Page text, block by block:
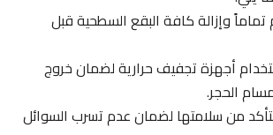
وإزالة كافة البقع السطحية قبل
أجهزة تجفيف حرارية لضمان خروج
الحجر.
من سلامتها لضمان عدم تسرب السوائل